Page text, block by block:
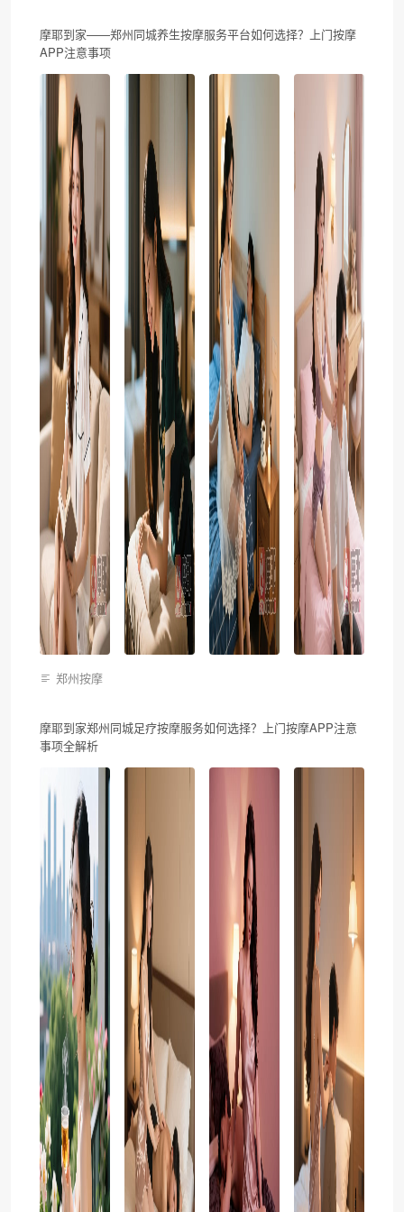
摩耶到家——郑州同城养生按摩服务平台如何选择？上门按摩
APP注意事项
郑州按摩
摩耶到家郑州同城足疗按摩服务如何选择？上门按摩APP注意
事项全解析